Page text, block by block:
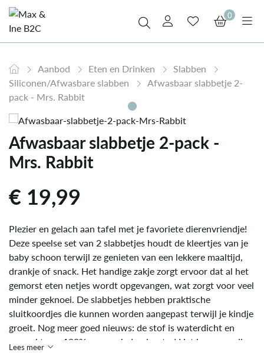
0
Aanbod Eten en Drinken
Slabben
Siliconen/Afwasbare slabben
Afwasbaar slabbetje 2-
pack - Mrs. Rabbit
Afwasbaar slabbetje 2-pack -
Mrs. Rabbit
€ 19,99
Plezier en gelach aan tafel met je favoriete dierenvriendje!
Deze speelse set van 2 slabbetjes houdt de kleertjes van je
baby schoon terwijl ze genieten van een lekkere maaltijd,
drankje of snack. Het handige zakje zorgt ervoor dat al het
gemorst eten netjes wordt opgevangen, wat zorgt voor veel
minder geknoei. De slabbetjes hebben praktische
sluitkoordjes die kunnen worden aangepast terwijl je kindje
groeit. Nog meer goed nieuws: de stof is waterdicht en
gemaakt van 100% gerecycled polyester! Het is eenvoudig
Lees meer